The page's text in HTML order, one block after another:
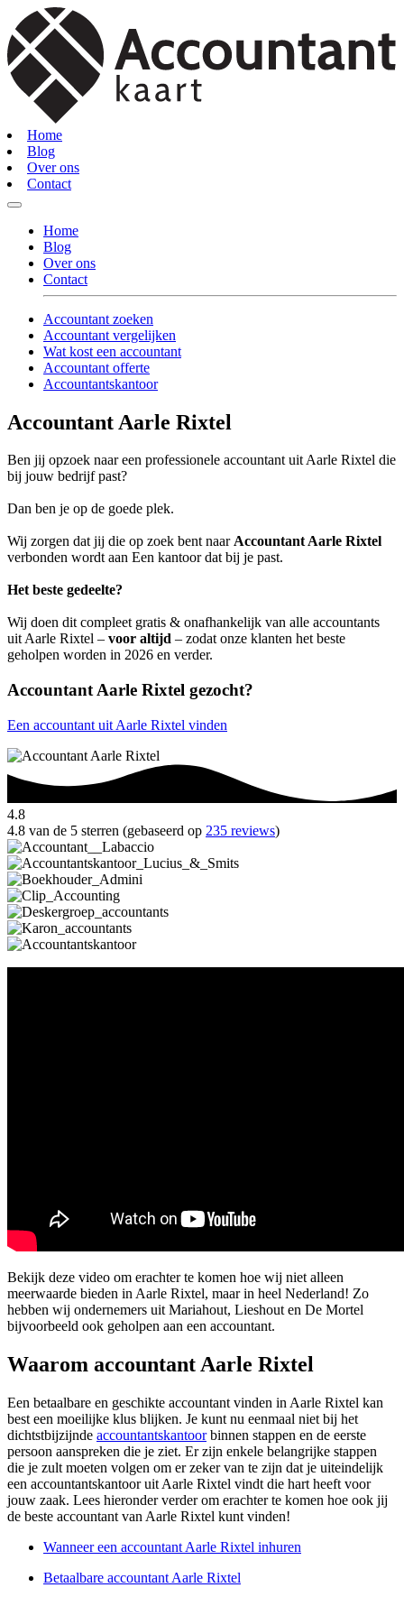
Home
Blog
Over ons
Contact
Home
Blog
Over ons
Contact
Accountant zoeken
Accountant vergelijken
Wat kost een accountant
Accountant offerte
Accountantskantoor
Accountant Aarle Rixtel
Ben jij opzoek naar een professionele accountant uit Aarle Rixtel die
bij jouw bedrijf past?
Dan ben je op de goede plek.
Wij zorgen dat jij die op zoek bent naarAccountant Aarle Rixtel
verbonden wordt aan Een kantoor dat bij je past.
Het beste gedeelte?
Wij doen dit compleet gratis & onafhankelijk van alle accountants
uit Aarle Rixtel – voor altijd – zodat onze klanten het beste
geholpen worden in 2026 en verder.
Accountant Aarle Rixtel gezocht?
Een accountant uit Aarle Rixtel vinden
4.8
4.8 van de 5 sterren (gebaseerd op 235 reviews)
Bekijk deze video om erachter te komen hoe wij niet alleen
meerwaarde bieden in Aarle Rixtel, maar in heel Nederland! Zo
hebben wij ondernemers uit Mariahout, Lieshout en De Mortel
bijvoorbeeld ook geholpen aan een accountant.
Waarom accountant Aarle Rixtel
Een betaalbare en geschikte accountant vinden in Aarle Rixtel kan
best een moeilijke klus blijken. Je kunt nu eenmaal niet bij het
dichtstbijzijnde accountantskantoorbinnen stappen en de eerste
persoon aanspreken die je ziet. Er zijn enkele belangrijke stappen
die je zult moeten volgen om er zeker van te zijn dat je uiteindelijk
een accountantskantoor uit Aarle Rixtel vindt die hart heeft voor
jouw zaak. Lees hieronder verder om erachter te komen hoe ook jij
de beste accountant van Aarle Rixtel kunt vinden!
Wanneer een accountant Aarle Rixtel inhuren
Betaalbare accountant Aarle Rixtel